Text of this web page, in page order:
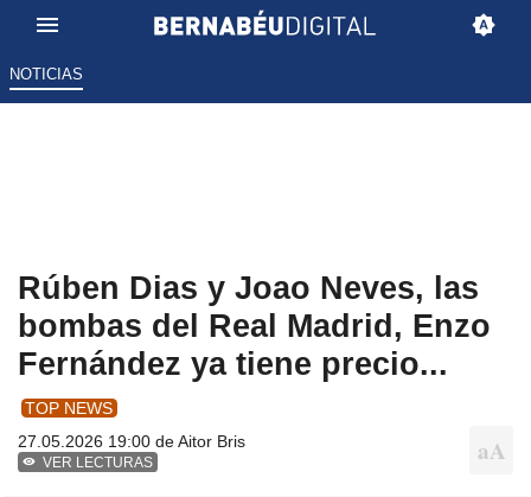
NOTICIAS
Rúben Dias y Joao Neves, las
bombas del Real Madrid, Enzo
Fernández ya tiene precio...
TOP NEWS
27.05.2026 19:00 deAitor Bris
VER LECTURAS